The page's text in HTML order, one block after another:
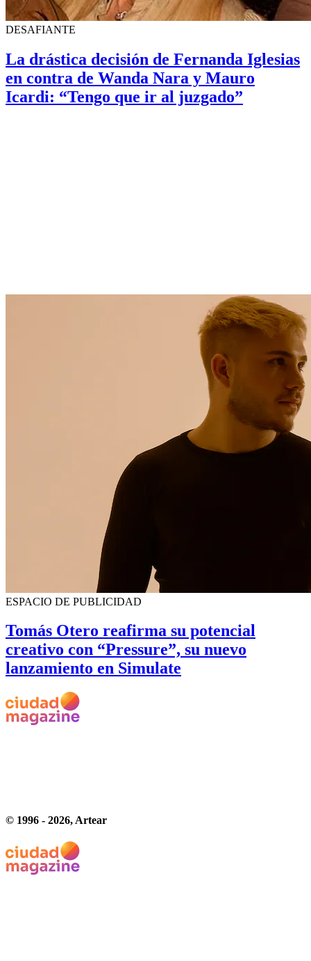
DESAFIANTE
La drástica decisión de Fernanda Iglesias
en contra de Wanda Nara y Mauro
Icardi: “Tengo que ir al juzgado”
ESPACIO DE PUBLICIDAD
Tomás Otero reafirma su potencial
creativo con “Pressure”, su nuevo
lanzamiento en Simulate
© 1996 - 2026, Artear